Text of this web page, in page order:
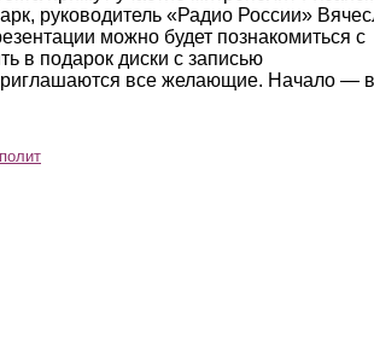
руководитель «Радио России»
можно будет познакомиться с
в подарок диски с записью
все желающие. Начало —